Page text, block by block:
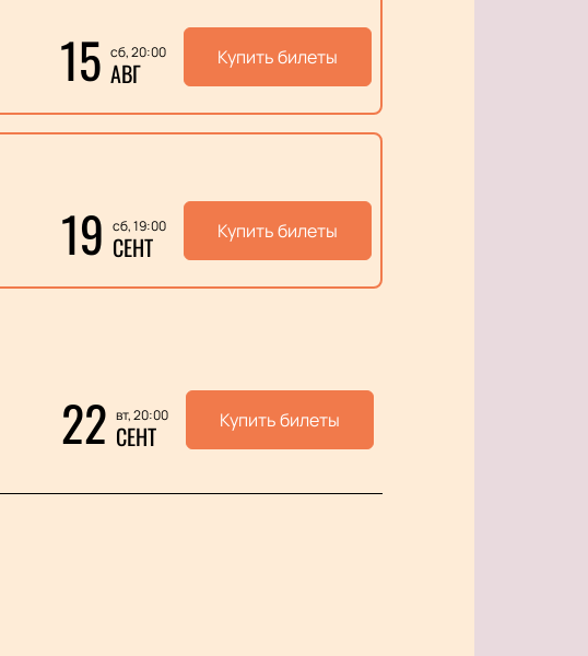
15 сб, 20:00
АВГ Купить билеты
19 сб, 19:00
СЕНТ Купить билеты
22 вт, 20:00
СЕНТ Купить билеты